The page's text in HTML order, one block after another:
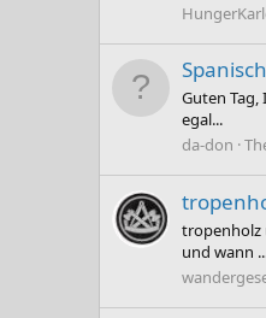
Guten
egal...
da-don
tropenholz
und wann